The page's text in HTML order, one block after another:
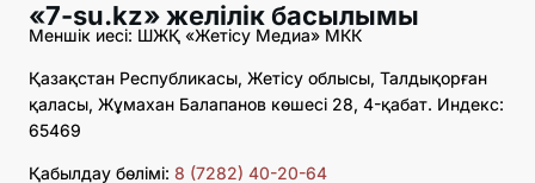
«7-su.kz» желілік басылымы
Меншік иесі: ШЖҚ «Жетісу Медиа» МКК
Қазақстан Республикасы, Жетісу облысы, Талдықорған
қаласы, Жұмахан Балапанов көшесі 28, 4-қабат. Индекс:
65469
Қабылдау бөлімі: 8 (7282) 40-20-64